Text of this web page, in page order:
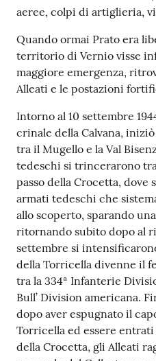
aeree, colpi di artiglieria,
Quando ormai Prato era
territorio di Vernio visse
maggiore emergenza,
Alleati e le postazioni
Intorno al 10 settembre
crinale della Calvana,
tra il Mugello e la Val
tedeschi si trincerarono
passo della Crocetta, dove
armati tedeschi che
allo scoperto, sparando
ritornando subito dopo al
settembre si
della Torricella divenne il
tra la 334ª Infanterie
Bull’ Division americana.
dopo aver espugnato il
Torricella ed essere
della Crocetta, gli Alleati